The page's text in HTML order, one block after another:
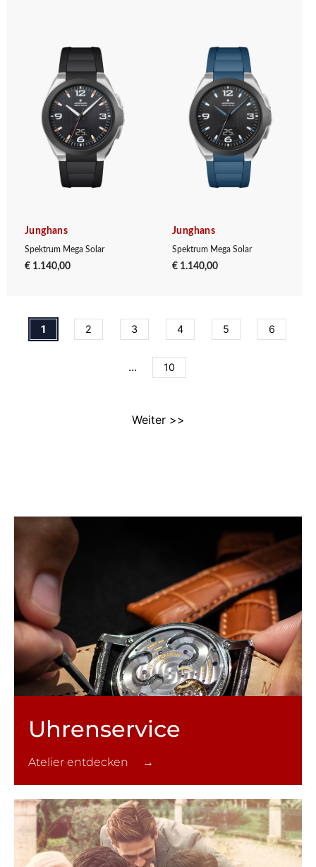
Junghans
Spektrum Mega Solar
€ 1.140,00
Junghans
Spektrum Mega Solar
€ 1.140,00
1 2 3 4 5 6
... 10
Weiter >>
Uhren­service
Atelier entdecken →